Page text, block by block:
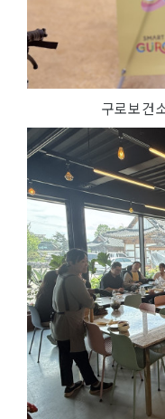
구로보건